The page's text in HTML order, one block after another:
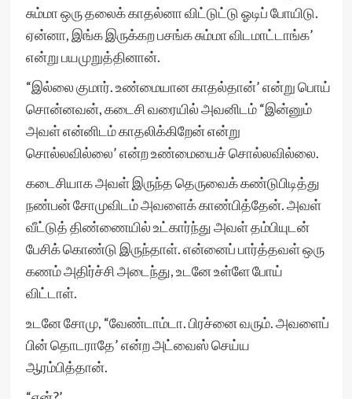
சும்மா ஒரு தலைக் காதல்னா விட்டுட்டு ஓடிப் போயிடு.
ஏன்னா, இங்க இருக்கற பசங்க சும்மா விடமாட்டாங்க’
என்று பயமுறுத்தினான்.
“இல்லை குமார். உண்மையான காதல்தான்’ என்று பொய்
சொன்னவன், கடைசி வரையில் அவனிடம் “இன்னும்
அவள் என்னிடம் காதலிக்கிறேன் என்று
சொல்லவில்லை’ என்ற உண்மையைச் சொல்லவில்லை.
கடைசியாக அவள் இருந்த தெருவைக் கண்டுபிடித்து
நண்பன் சோமுவிடம் அவளைக் காண்பித்தேன். அவள்
வீட்டுத் திண்ணையில் உட்கார்ந்து அவள் தம்பியுடன்
பேசிக் கொண்டு இருந்தாள். என்னைப் பார்த்தவள் ஒரு
கணம் அதிர்ச்சி அடைந்து, உடனே உள்ளே போய்
விட்டாள்.
உடனே சோமு, “வேண்டாம்டா. பிரச்னை வரும். அவளைப்
பின் தொடராதே’ என்ற அட்வைஸ் செய்ய
ஆரம்பித்தான்.